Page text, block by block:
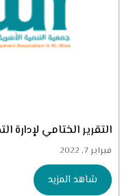
التقرير الختامي لإدارة
فبراير 7, 2022
شاهد المزيد